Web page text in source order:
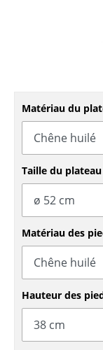
Chaises de
Chaises de
Chaises de
Fauteuils de
Pièces
... voir tous
Tables
Tables de
Tables
Matériau du
Taille du plateau
Matériau des
Hauteur des